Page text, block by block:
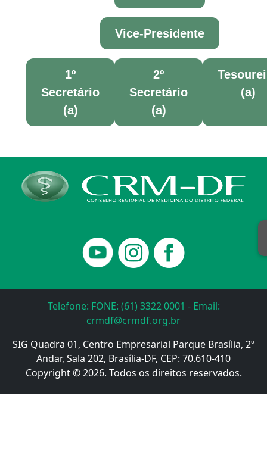
Vice-Presidente
1º
Secretário
(a)
2º
Secretário
(a)
(a)
Telefone: FONE: (61) 3322 0001 - Email:
crmdf@crmdf.org.br
SIG Quadra 01, Centro Empresarial Parque Brasília, 2º
Andar, Sala 202, Brasília-DF, CEP: 70.610-410
Copyright © 2026. Todos os direitos reservados.